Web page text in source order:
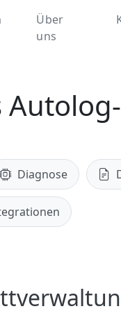
Über
uns
Diagnose